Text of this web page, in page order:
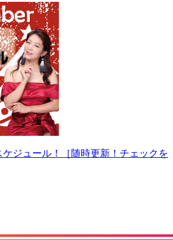
ジュール！［随時更新！チェックを